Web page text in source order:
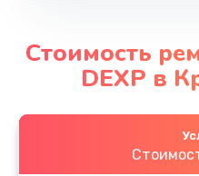
Стоимость
DEXP в